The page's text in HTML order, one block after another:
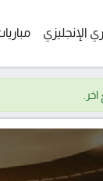
الإنجليزي